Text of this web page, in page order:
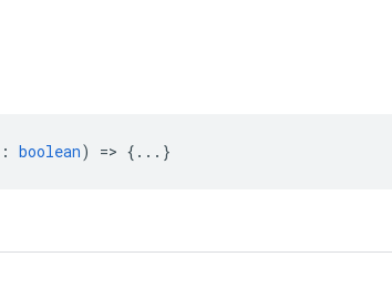
: boolean) => {...}